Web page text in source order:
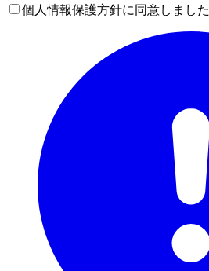
個人情報保護方針に同意しました